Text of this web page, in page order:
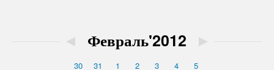
◄ Февраль'2012 ►
30 31 1 2 3 4
5